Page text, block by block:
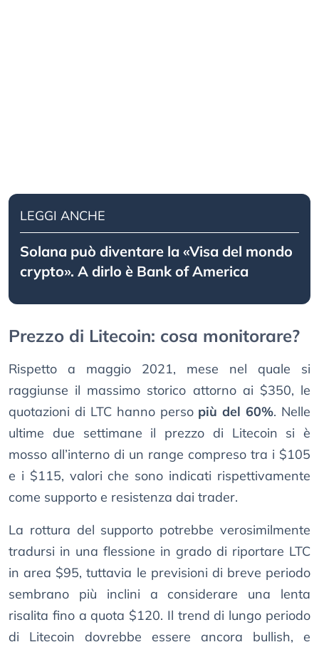
LEGGI ANCHE
Solana può diventare la «Visa del mondo
crypto». A dirlo è Bank of America
Prezzo di Litecoin: cosa monitorare?
Rispetto a maggio 2021, mese nel quale si
raggiunse il massimo storico attorno ai $350, le
quotazioni di LTC hanno perso più del 60%. Nelle
ultime due settimane il prezzo di Litecoin si è
mosso all’interno di un range compreso tra i $105
e i $115, valori che sono indicati rispettivamente
come supporto e resistenza dai trader.
La rottura del supporto potrebbe verosimilmente
tradursi in una flessione in grado di riportare LTC
in area $95, tuttavia le previsioni di breve periodo
sembrano più inclini a considerare una lenta
risalita fino a quota $120. Il trend di lungo periodo
di Litecoin dovrebbe essere ancora bullish, e